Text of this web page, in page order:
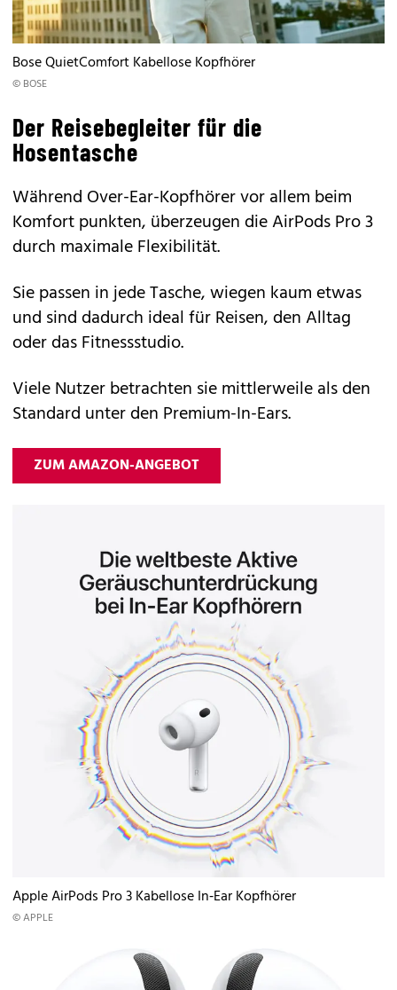
Bose QuietComfort Kabellose Kopfhörer
© BOSE
Der Reisebegleiter für die
Hosentasche
Während Over-Ear-Kopfhörervor allem beim
Komfort punkten, überzeugen dieAirPods Pro 3
durch maximale Flexibilität.
Sie passen in jede Tasche, wiegen kaum etwas
und sind dadurch ideal für Reisen, den Alltag
oder das Fitnessstudio.
Viele Nutzer betrachten sie mittlerweile als den
Standard unter den Premium-In-Ears.
ZUM AMAZON-ANGEBOT
Apple AirPods Pro 3 Kabellose In‑Ear Kopfhörer
© APPLE